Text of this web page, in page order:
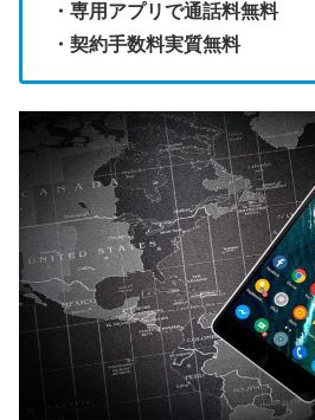
・専用アプリで通話料無料
・契約手数料実質無料